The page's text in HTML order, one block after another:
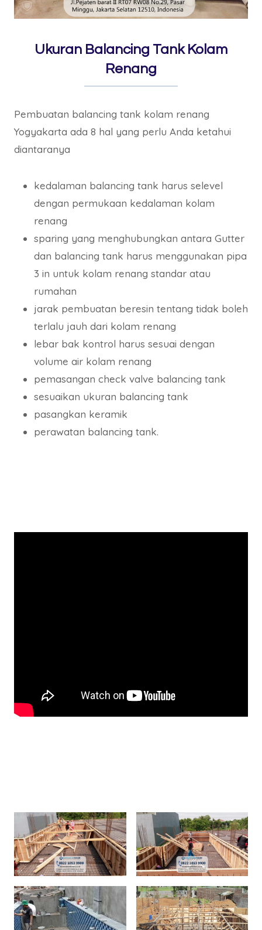
Ukuran Balancing Tank Kolam
Renang
Pembuatan balancing tank kolam renang
Yogyakarta ada 8 hal yang perlu Anda ketahui
diantaranya
kedalaman balancing tank harus selevel
dengan permukaan kedalaman kolam
renang
sparing yang menghubungkan antara Gutter
dan balancing tank harus menggunakan pipa
3 in untuk kolam renang standar atau
rumahan
jarak pembuatan beresin tentang tidak boleh
terlalu jauh dari kolam renang
lebar bak kontrol harus sesuai dengan
volume air kolam renang
pemasangan check valve balancing tank
sesuaikan ukuran balancing tank
pasangkan keramik
perawatan balancing tank.